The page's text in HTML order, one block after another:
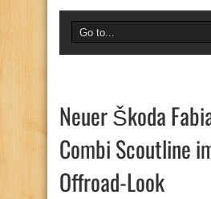
Neuer Škoda
Combi Scoutline
Offroad-Look